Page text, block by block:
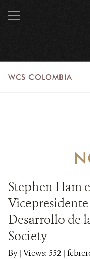
MENU
WCS COLOMBIA
Stephen Ham
Desarrollo de
Society
By| Views: 552 |